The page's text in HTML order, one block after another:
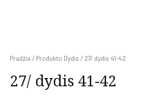
Pradžia / Produkto Dydis / 27/ dydis 41-42
27/ dydis 41-42